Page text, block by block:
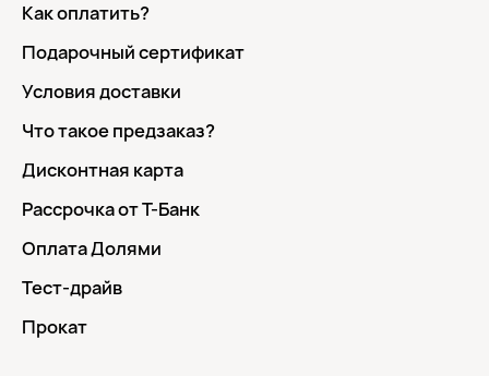
Как оплатить?
Подарочный сертификат
Условия доставки
Что такое предзаказ?
Дисконтная карта
Рассрочка от Т-Банк
Оплата Долями
Тест-драйв
Прокат